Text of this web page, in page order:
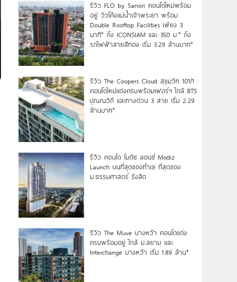
รีวิว FLO by Sansiri คอนโดใหม่พร้อม
อยู่ วิวโค้งแม่น้ำเจ้าพระยา พร้อม
Double Rooftop Facilities เพียง 3
นาที* ถึง ICONSIAM และ 350 ม.* ถึง
รถไฟฟ้าสายสีทอง เริ่ม 3.29 ล้านบาท*
รีวิว The Coopers Cloud สุขุมวิท 101/1
คอนโดใหม่แต่งครบพร้อมเฟอร์ฯ ใกล้ BTS
ปุณณวิถี และทางด่วน 3 สาย เริ่ม 2.29
ล้านบาท*
รีวิว คอนโด โมดิซ ลอนซ์ Modiz
Launch บนที่สุดของทำเล ที่สุดของ
ม.ธรรมศาสตร์ รังสิต
รีวิว The Muve บางหว้า คอนโดแต่ง
ครบพร้อมอยู่ ใกล้ ม.สยาม และ
Interchange บางหว้า เริ่ม 1.89 ล้าน*